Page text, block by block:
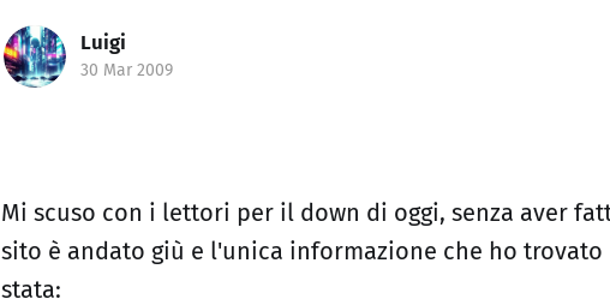
Luigi
30 Mar 2009
Mi scuso con i lettori per il down di oggi, senza aver
sito è andato giù e l'unica informazione che ho trovato
stata: